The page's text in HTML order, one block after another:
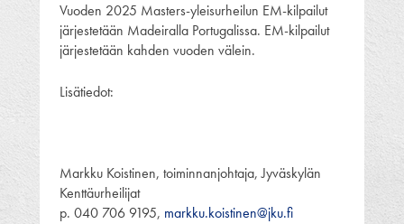
Vuoden 2025 Masters-yleisurheilun EM-kilpailut
järjestetään Madeiralla Portugalissa. EM-kilpailut
järjestetään kahden vuoden välein.
Lisätiedot:
Markku Koistinen, toiminnanjohtaja, Jyväskylän
Kenttäurheilijat
p. 040 706 9195, markku.koistinen@jku.fi